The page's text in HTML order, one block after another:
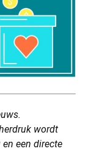
wordt
een directe